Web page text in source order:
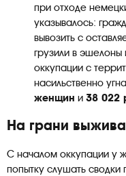
при отходе
указывалось:
вывозить с
грузили в эшелоны
оккупации с
насильственно
женщин и 38 022
На грани
С началом оккупации у
попытку слушать сводки